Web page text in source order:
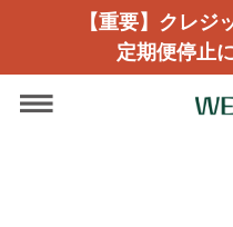
【重要】クレジ
定期便停止